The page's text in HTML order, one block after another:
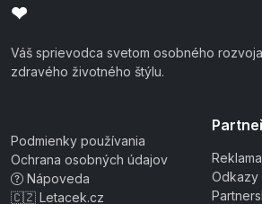
❤
Váš sprievodca svetom osobného
zdravého životného štýlu.
Podmienky používania
Ochrana osobných údajov
Nápoveda
🇨🇿 Letacek.cz
Reklama
Odkazy